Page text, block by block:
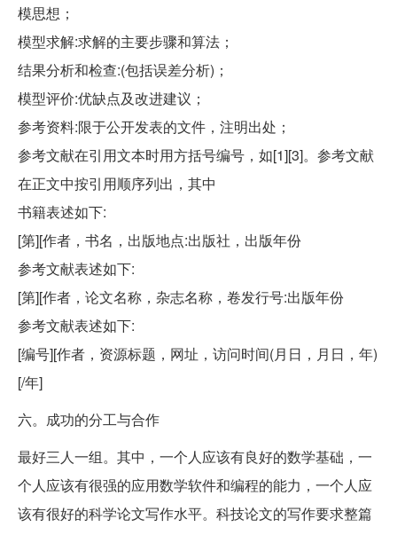
模思想；
模型求解:求解的主要步骤和算法；
结果分析和检查:(包括误差分析)；
模型评价:优缺点及改进建议；
参考资料:限于公开发表的文件，注明出处；
参考文献在引用文本时用方括号编号，如[1][3]。参考文献
在正文中按引用顺序列出，其中
书籍表述如下:
[第][作者，书名，出版地点:出版社，出版年份
参考文献表述如下:
[第][作者，论文名称，杂志名称，卷发行号:出版年份
参考文献表述如下:
[编号][作者，资源标题，网址，访问时间(月日，月日，年)
[/年]
六。成功的分工与合作
最好三人一组。其中，一个人应该有良好的数学基础，一
个人应该有很强的应用数学软件和编程的能力，一个人应
该有很好的科学论文写作水平。科技论文的写作要求整篇